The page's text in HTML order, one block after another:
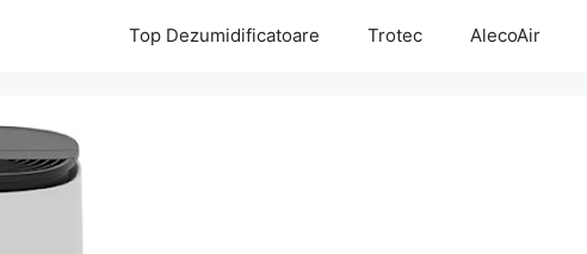
Top Dezumidificatoare Trotec AlecoAir